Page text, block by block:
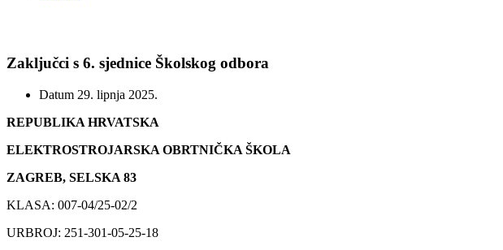
Zaključci s 6. sjednice Školskog odbora
Datum 29. lipnja 2025.
REPUBLIKA HRVATSKA
ELEKTROSTROJARSKA OBRTNIČKA ŠKOLA
ZAGREB, SELSKA 83
KLASA: 007-04/25-02/2
URBROJ: 251-301-05-25-18